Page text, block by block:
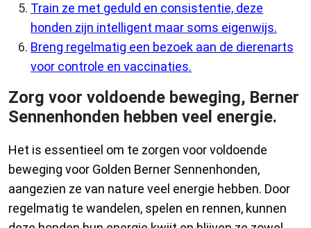
Train ze met geduld en consistentie, deze
honden zijn intelligent maar soms eigenwijs.
Breng regelmatig een bezoek aan de dierenarts
voor controle en vaccinaties.
Zorg voor voldoende beweging, Berner
Sennenhonden hebben veel energie.
Het is essentieel om te zorgen voor voldoende
beweging voor Golden Berner Sennenhonden,
aangezien ze van nature veel energie hebben. Door
regelmatig te wandelen, spelen en rennen, kunnen